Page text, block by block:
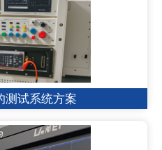
测试系统方案